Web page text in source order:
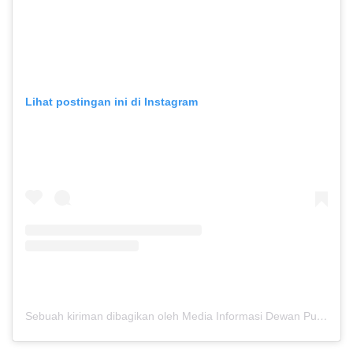
Lihat postingan ini di Instagram
Sebuah kiriman dibagikan oleh Media Informasi Dewan Pusat Persaudaraan Setia Hati Terate (@media.dewanpusat)